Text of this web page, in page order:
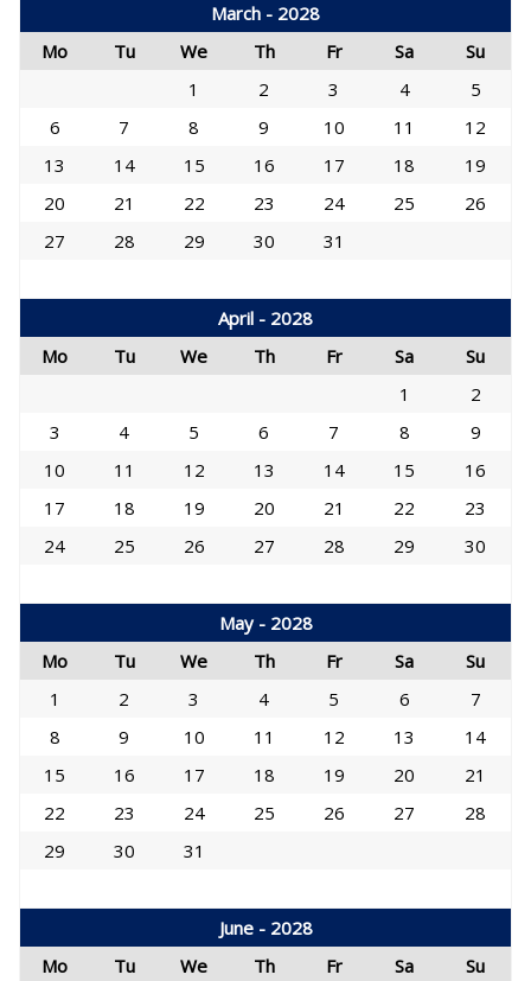
March - 2028
Mo
Tu We Th Fr Sa
Su
1
2 3 4
5
6
7 8 9 10 11
12
13
14 15 16 17 18
19
20
21 22 23 24 25
26
27
28 29 30 31
April - 2028
Mo
Tu We Th Fr Sa
Su
1
2
3
4 5 6 7 8
9
10
11 12 13 14 15
16
17
18 19 20 21 22
23
24
25 26 27 28 29 30
May - 2028
Mo
Tu We Th Fr Sa
Su
1
2 3 4 5 6
7
8
9 10 11 12 13
14
15
16 17 18 19 20
21
22
23 24 25 26 27
28
29
30 31
June - 2028
Mo
Tu We Th Fr Sa Su